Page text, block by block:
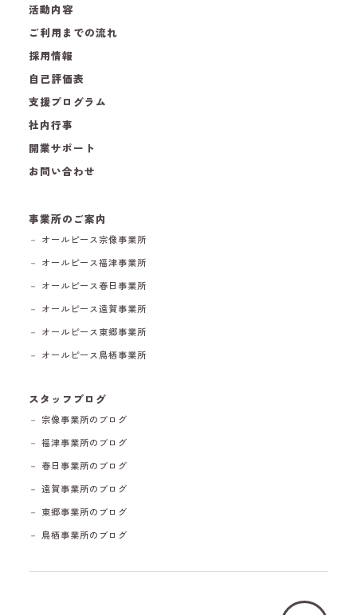
活動内容
ご利用までの流れ
採用情報
自己評価表
支援プログラム
社内行事
開業サポート
お問い合わせ
事業所のご案内
－ オールピース宗像事業所
－ オールピース福津事業所
－ オールピース春日事業所
－ オールピース遠賀事業所
－ オールピース東郷事業所
－ オールピース鳥栖事業所
スタッフブログ
－ 宗像事業所のブログ
－ 福津事業所のブログ
－ 春日事業所のブログ
－ 遠賀事業所のブログ
－ 東郷事業所のブログ
－ 鳥栖事業所のブログ